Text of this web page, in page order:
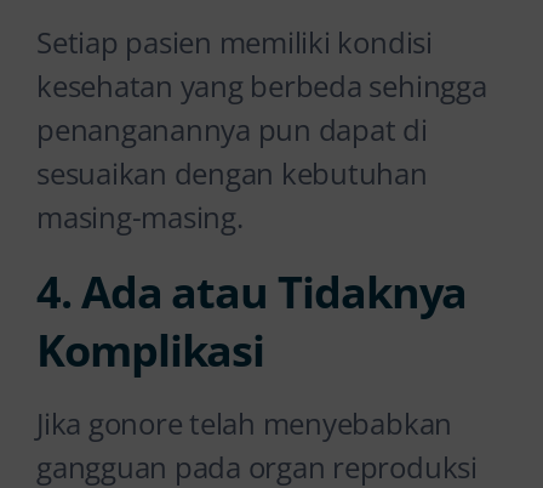
Setiap pasien memiliki kondisi
kesehatan yang berbeda sehingga
penanganannya pun dapat di
sesuaikan dengan kebutuhan
masing-masing.
4. Ada atau Tidaknya
Komplikasi
Jika gonore telah menyebabkan
gangguan pada organ reproduksi